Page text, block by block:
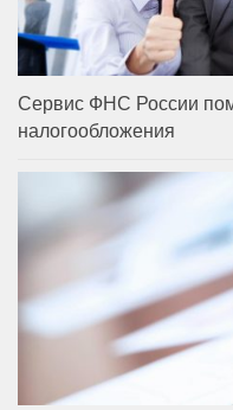
Сервис ФНС России
налогообложения